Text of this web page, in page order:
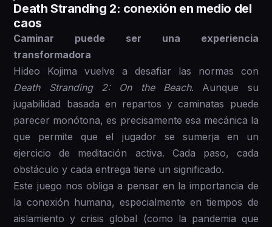
Death Stranding 2: conexión en medio del
caos
Caminar puede ser una experiencia
transformadora
Hideo Kojima vuelve a desafiar las normas con
Death Stranding 2: On the Beach. Aunque su
jugabilidad basada en repartos y caminatas puede
parecer monótona, es precisamente esa mecánica la
que permite que el jugador se sumerja en un
ejercicio de meditación activa. Cada paso, cada
obstáculo y cada entrega tiene un significado.
Este juego nos obliga a pensar en la importancia de
la conexión humana, especialmente en tiempos de
aislamiento y crisis global (como la pandemia que